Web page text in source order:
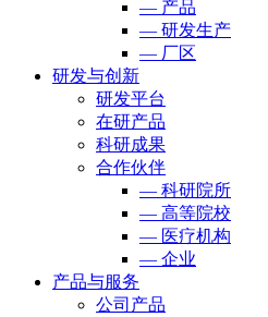
— 产品
— 研发生产
— 厂区
研发与创新
研发平台
在研产品
科研成果
合作伙伴
— 科研院所
— 高等院校
— 医疗机构
— 企业
产品与服务
公司产品